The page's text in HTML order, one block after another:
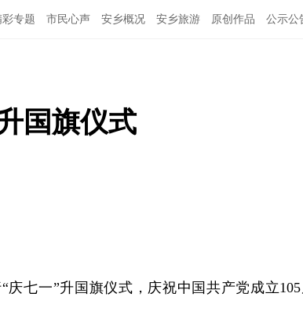
彩专题 市民心声 安乡概况 安乡旅游 原创作品 公示公
国旗仪式
庆七一”升国旗仪式，庆祝中国共产党成立